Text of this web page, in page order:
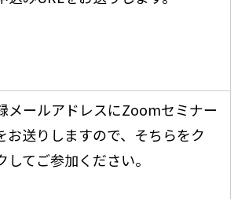
メールアドレスにZoomセミナー
お送りしますので、そちらをク
してご参加ください。